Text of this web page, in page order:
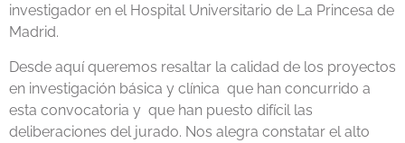
investigador en el Hospital Universitario de La Princesa de
Madrid.
Desde aquí queremos resaltar la calidad de los proyectos
en investigación básica y clínica que han concurrido a
esta convocatoria y que han puesto difícil las
deliberaciones del jurado. Nos alegra constatar el alto